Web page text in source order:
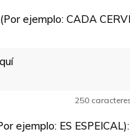
ejemplo: CADA
250
ejemplo: ES ESPEICAL):